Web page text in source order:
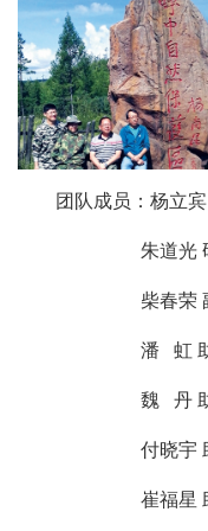
团队成员：杨立宾
朱道光 研
柴春荣 副 研
潘 虹 助理
魏 丹 助理
付晓宇 助理
崔福星 助理